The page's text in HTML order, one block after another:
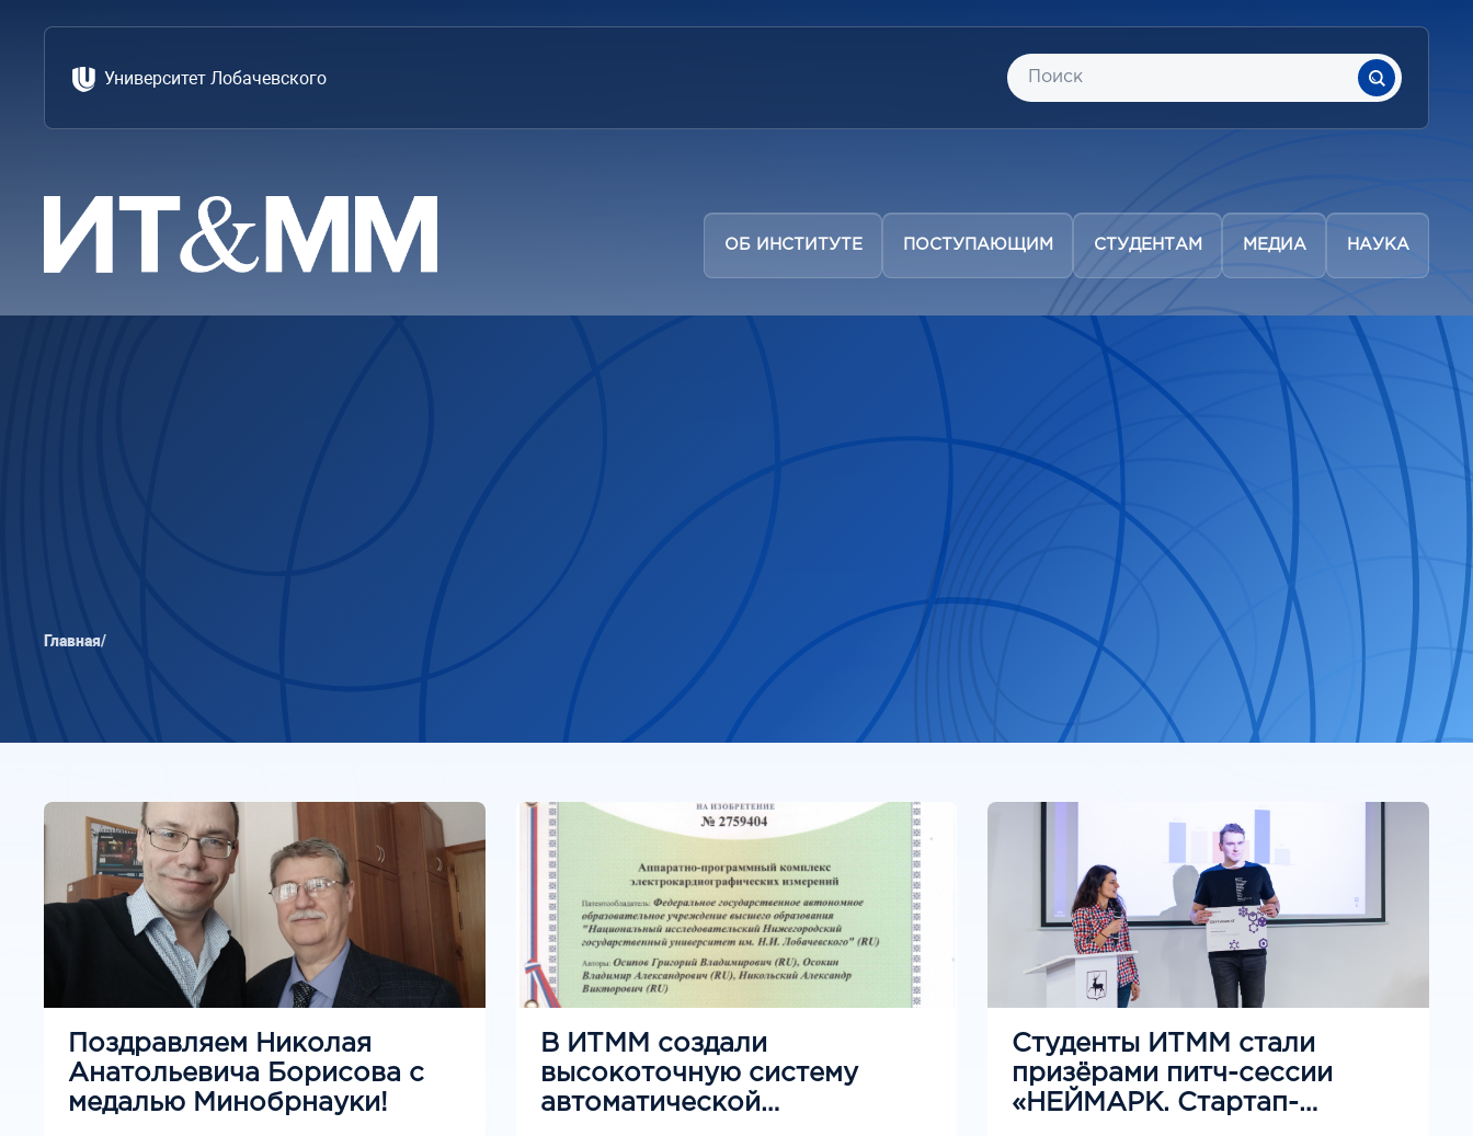
Университет Лобачевского
ОБ ИНСТИТУТЕ ПОСТУПАЮЩИМ СТУДЕНТАМ МЕДИА НАУКА
Главная/
Поздравляем Николая
Анатольевича Борисова с
медалью Минобрнауки!
В ИТММ создали
высокоточную систему
автоматической
Студенты ИТММ стали
призёрами питч-сессии
«НЕЙМАРК. Стартап-